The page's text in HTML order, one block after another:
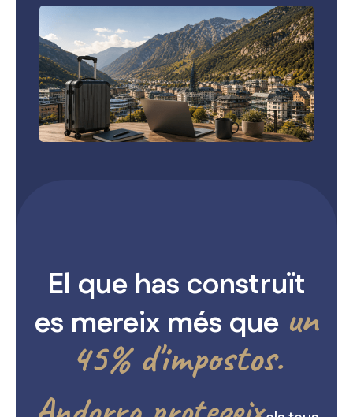
El que has construït
es mereix més que un
45% d'impostos.